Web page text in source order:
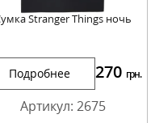
Stranger Things ночь
Подробнее 270 грн.
Артикул: 2675